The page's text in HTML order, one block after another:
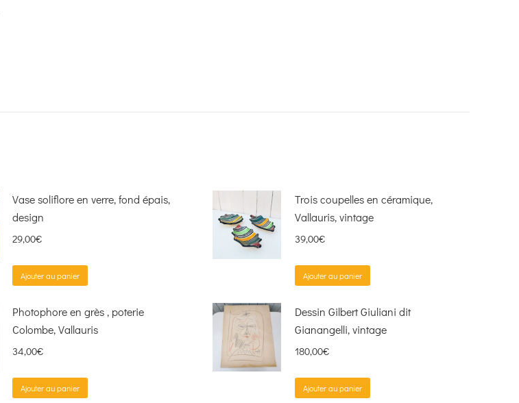
Vase soliflore en verre, fond épais,
design
29,00€
Ajouter au panier
Trois coupelles en céramique,
Vallauris, vintage
39,00€
Ajouter au panier
Photophore en grès , poterie
Colombe, Vallauris
34,00€
Ajouter au panier
Dessin Gilbert Giuliani dit
Gianangelli, vintage
180,00€
Ajouter au panier